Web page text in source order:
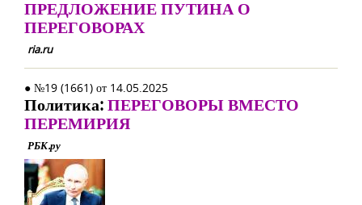
ПРЕДЛОЖЕНИЕ ПУТИНА О
ПЕРЕГОВОРАХ
ria.ru
● №19 (1661) от 14.05.2025
Политика:ПЕРЕГОВОРЫ ВМЕСТО
ПЕРЕМИРИЯ
РБК.ру